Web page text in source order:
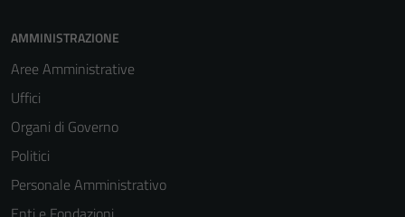
AMMINISTRAZIONE
Aree Amministrative
Uffici
Organi di Governo
Politici
Personale Amministrativo